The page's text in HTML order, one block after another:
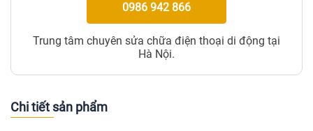
0986 942 866
Trung tâm chuyên sửa chữa điện thoại di động tại
Hà Nội.
Chi tiết sản phẩm